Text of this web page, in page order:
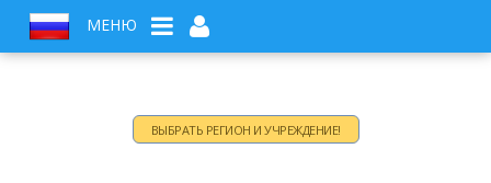
МЕНЮ
ВЫБРАТЬ РЕГИОН И УЧРЕЖДЕНИЕ!